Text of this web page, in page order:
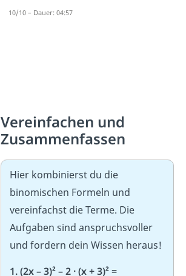
Vereinfachen und
Zusammenfassen
Hier kombinierst du die
binomischen Formeln und
vereinfachst die Terme. Die
Aufgaben sind anspruchsvoller
und fordern dein Wissen heraus!
1. (2x – 3)² – 2 · (x + 3)² =
10/10 – Dauer: 04:57